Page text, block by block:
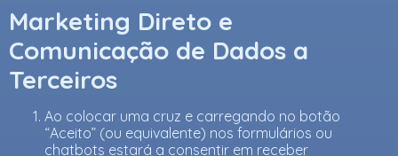
Marketing Direto e
Comunicação de Dados a
Terceiros
Ao colocar uma cruz e carregando no botão
“Aceito” (ou equivalente) nos formulários ou
chatbots estará a consentir em receber